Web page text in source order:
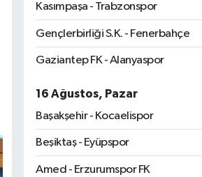
Kasımpaşa - Trabzonspor
Gençlerbirliği S.K. - Fenerbahçe
Gaziantep FK - Alanyaspor
16 Ağustos, Pazar
Başakşehir - Kocaelispor
Beşiktaş - Eyüpspor
Amed - Erzurumspor FK